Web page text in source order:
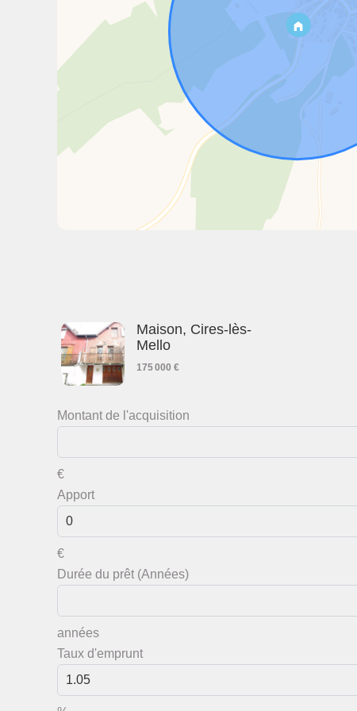
Maison, Cires-lès-
Mello
175 000 €
Montant de l'acquisition
€
Apport
€
Durée du prêt (Années)
années
Taux d'emprunt